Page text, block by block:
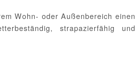
Wohn- oder Außenbereich einen
strapazierfähig und